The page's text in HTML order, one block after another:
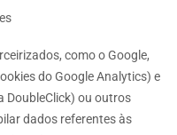
como o Google,
do Google Analytics) e
DoubleClick) ou outros
dados referentes às